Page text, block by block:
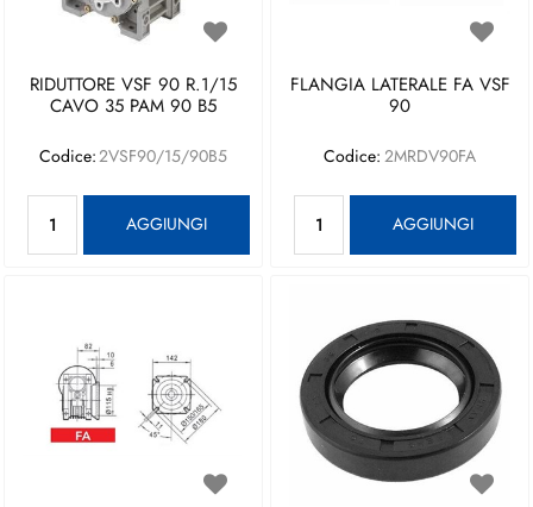
RIDUTTORE VSF 90 R.1/15
CAVO 35 PAM 90 B5
Codice:2VSF90/15/90B5
AGGIUNGI
FLANGIA LATERALE FA VSF
90
Codice: 2MRDV90FA
AGGIUNGI